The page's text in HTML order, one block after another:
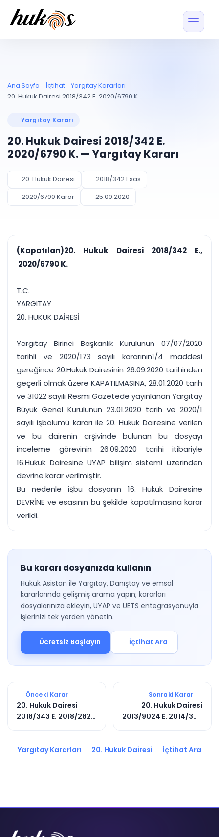
Entegrasyonu
UYAP ile otomatik
UYAP Evrak
Entegrasyonu
UETS Entegrasyonu
Tebligatları anında
Müvekkil ve taraf
Vekalet
PLANLAMA & TAKİP
Pano ve Takip
Duruşma ve görev
takvimi
Hatırlatma ve
takibi
Tek panelde uçtan uca yönetim
UYAP & UETS entegrasyonundan finansa, hepsi bir arada.
Blog
Ücretsiz Başlayın Giriş Yap
Ana Sayfa İçtihat
Yargıtay Kararları
20. Hukuk Dairesi 2018/342 E. 2020/6790 K.
Yargıtay Kararı
20. Hukuk Dairesi 2018/342 E.
2020/6790 K. — Yargıtay Kararı
20. Hukuk Dairesi
2018/342 Esas
2020/6790 Karar
25.09.2020
(Kapatılan)20. Hukuk Dairesi 2018/342 E.,
2020/6790 K.
T.C.
YARGITAY
20. HUKUK DAİRESİ
Yargıtay Birinci Başkanlık Kurulunun 07/07/2020
tarihli ve 2020/173 sayılı kararının1/4 maddesi
gereğince 20.Hukuk Dairesinin 26.09.2020 tarihinden
geçerli olmak üzere KAPATILMASINA, 28.01.2020 tarih
ve 31022 sayılı Resmi Gazetede yayınlanan Yargıtay
Büyük Genel Kurulunun 23.01.2020 tarih ve 2020/1
sayılı işbölümü kararı ile 20. Hukuk Dairesine verilen
ve bu dairenin arşivinde bulunan bu dosyayı
inceleme görevinin 26.09.2020 tarihi itibariyle
16.Hukuk Dairesine UYAP bilişim sistemi üzerinden
devrine karar verilmiştir.
Bu nedenle işbu dosyanın 16. Hukuk Dairesine
DEVRİNE ve esasının bu şekilde kapatılmasına karar
verildi.
Bu kararı dosyanızda kullanın
Hukuk Asistan ile Yargıtay, Danıştay ve emsal
kararlarında gelişmiş arama yapın; kararları
dosyalarınıza ekleyin, UYAP ve UETS entegrasyonuyla
işlerinizi tek yerden yönetin.
Ücretsiz Başlayın İçtihat Ara
Önceki Karar
20. Hukuk Dairesi
2018/343 E. 2018/2824
Sonraki Karar
20. Hukuk Dairesi
2013/9024 E. 2014/309
Yargıtay Kararları 20. Hukuk Dairesi İçtihat Ara